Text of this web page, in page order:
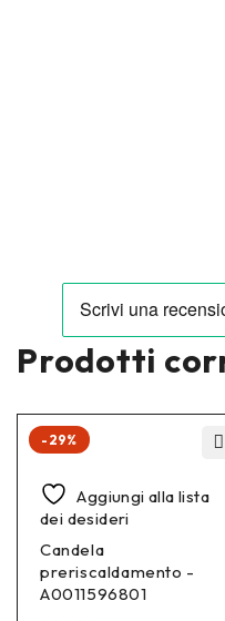
Prodotti
-29%
Aggiungi alla lista
dei desideri
Candela
preriscaldamento -
A0011596801